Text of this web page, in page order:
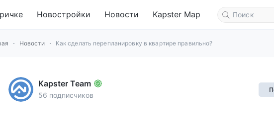
Новостройки Новости Kapster Map
Новости Как сделать перепланировку в квартире правильно?
Kapster Team
56 подписчиков